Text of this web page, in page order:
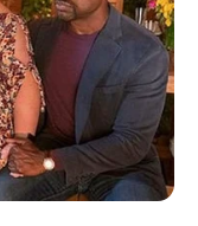
Retroativo de uma só
os municípios são